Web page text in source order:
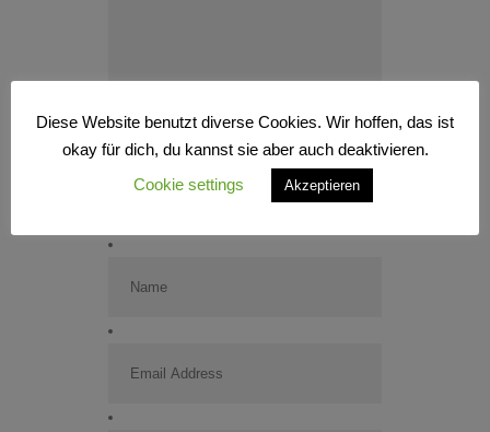
Diese Website benutzt diverse Cookies. Wir hoffen, das ist
okay für dich, du kannst sie aber auch deaktivieren.
Cookie settings
Akzeptieren